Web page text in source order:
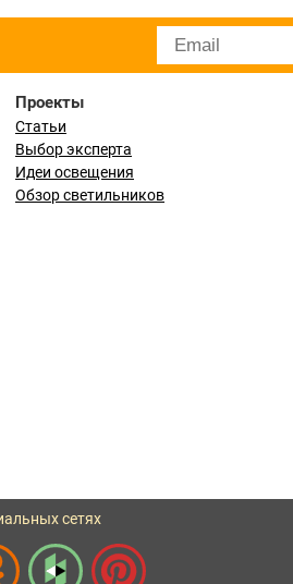
Проекты
Статьи
Выбор эксперта
Идеи освещения
Обзор светильников
сетях